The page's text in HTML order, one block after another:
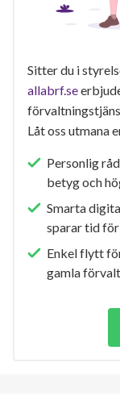
Sitter du i
allabrf.se
Låt oss utmana
Personlig
betyg och
Smarta
sparar tid
Enkel flytt
gamla